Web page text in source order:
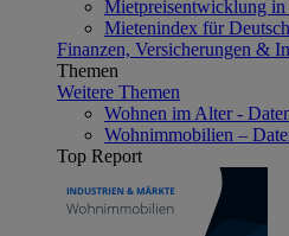
Mietpreisentwicklung
Mietenindex für
Finanzen, Versicherungen &
Themen
Weitere Themen
Wohnen im Alter -
Wohnimmobilien –
Top Report